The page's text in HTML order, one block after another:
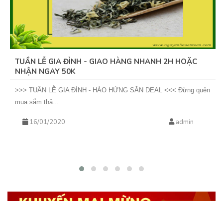
TUẦN LỄ GIA ĐÌNH - GIAO HÀNG NHANH 2H HOẶC
NHẬN NGAY 50K
>>> TUẦN LỄ GIA ĐÌNH - HÀO HỨNG SĂN DEAL <<< Đừng quên
mua sắm thả...
16/01/2020 admin